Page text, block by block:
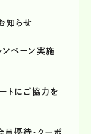
知らせ
ペーン実施
トにご協力を
員優待・クーポ